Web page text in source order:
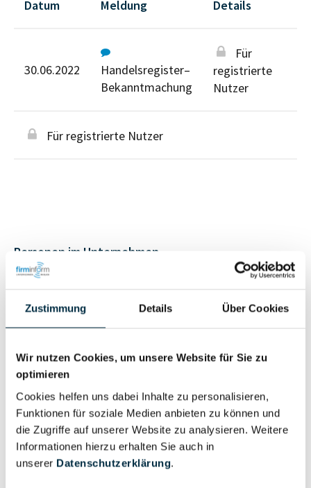
Zustimmung Details Über Cookies
Wir nutzen Cookies, um unsere Website für Sie zu
optimieren
Cookies helfen uns dabei Inhalte zu personalisieren,
Funktionen für soziale Medien anbieten zu können und
die Zugriffe auf unserer Website zu analysieren. Weitere
Informationen hierzu erhalten Sie auch in
unserer Datenschutzerklärung.
Datum Meldung Details
30.06.2022
Handelsregister–
Bekanntmachung
Für
registrierte
Nutzer
Für registrierte Nutzer
Personen im Unternehmen
Geschäftsführer (1)
Für registrierte
Nutzer
Wirtschaftlich
Berechtigter
Vollständiges
anfragen
Eigentums- und Kontrollstruktur